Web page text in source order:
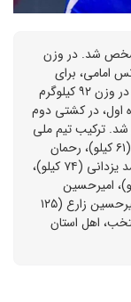
ایران برای مسابقات جهانی ۲۰۲۶ مشخص شد. در وزن
امامی، برای
اولین بار در این وزن راهی مسابقات جهانی شد. در وزن ۹۲ کیلوگرم
اول، در کشتی دوم
شد. ترکیب تیم ملی
شامل میلاد والی‌زاده (۵۷ کیلو)، احمد محمدنژاد (۶۱ کیلو)، رحمان
عموزاد (۶۵ کیلو)، سینا خلیلی (۷۰ کیلو)، امیرمحمد یزدانی (۷۴ کیلو)،
کیلو)، کامران قاسمپور (۸۶ کیلو)، امیرحسین
فیروزپور (۹۲ کیلو)، حسن یزدانی (۹۷ کیلو) و امیرحسین زارع (۱۲۵
نکته جالب اینکه ۹ کشتی‌گیر از ۱۰ منتخب، اهل استان